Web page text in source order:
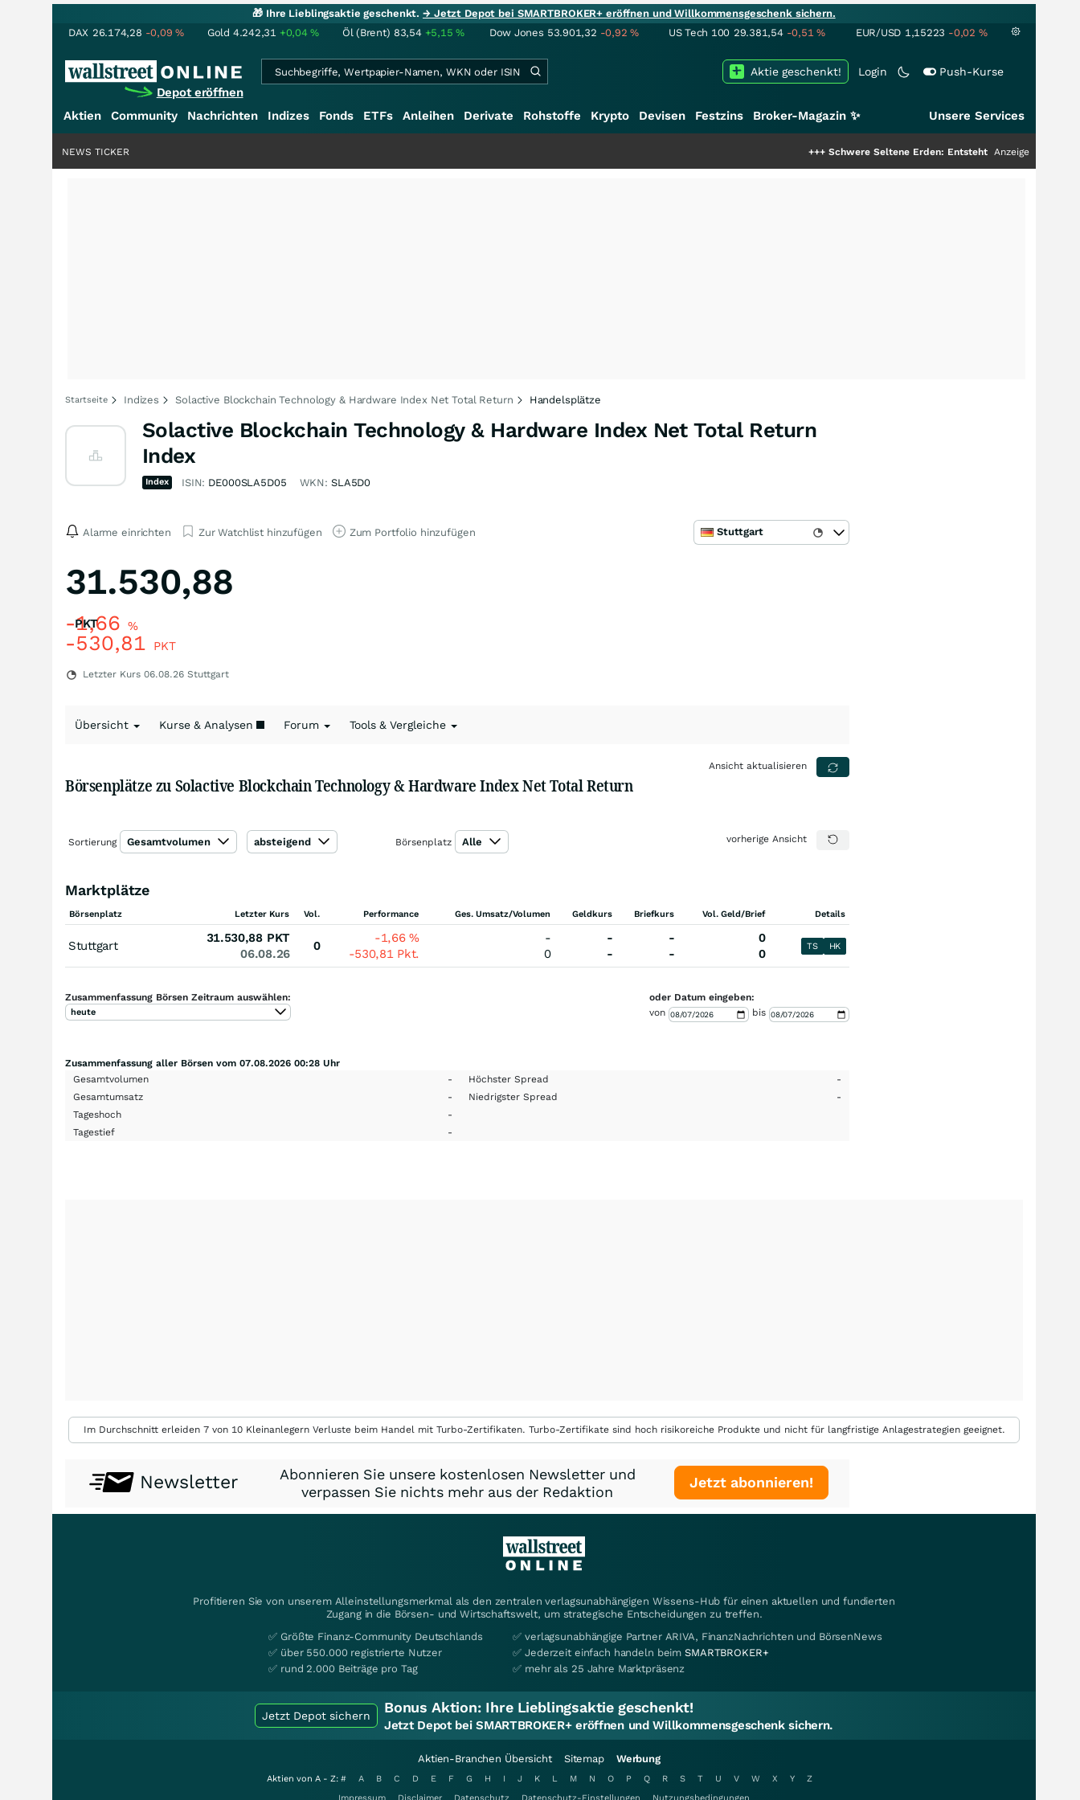
🎁 Ihre Lieblingsaktie geschenkt.→ Jetzt Depot bei SMARTBROKER+ eröffnen und Willkommensgeschenk sichern.
DAX 26.174,28 -0,09% Gold 4.242,31 +0,04% Öl (Brent) 83,54 +5,15% Dow Jones 53.901,32 -0,92% US Tech 100 29.381,54 -0,51% EUR/USD 1,15223 -0,02 %
Depot eröffnen
Login Push-Kurse
Aktie geschenkt!
Aktien Community Nachrichten Indizes Fonds ETFs Anleihen Derivate Rohstoffe Krypto Devisen Festzins Broker-Magazin ✨ Unsere Services
Schwere Seltene Erden: Entsteht hier die nächste
Anzeige
NEWS TICKER
Startseite Indizes Solactive Blockchain Technology & Hardware Index Net Total Return Handelsplätze
Solactive Blockchain Technology & Hardware Index Net Total Return
Index
Index ISIN: DE000SLA5D05 WKN: SLA5D0
Alarme einrichten Zur Watchlist hinzufügen Zum Portfolio hinzufügen Stuttgart
31.530,88
PKT
-1,66 %
-530,81 PKT
Letzter Kurs 06.08.26 Stuttgart
Übersicht Kurse & Analysen Forum Tools & Vergleiche
Börsenplätze zu Solactive Blockchain Technology & Hardware Index Net Total Return
Ansicht aktualisieren
Sortierung Gesamtvolumen absteigend Börsenplatz Alle vorherige Ansicht
Marktplätze
Börsenplatz Letzter Kurs Vol. Performance Ges. Umsatz/Volumen Geldkurs Briefkurs Vol. Geld/Brief Details
Stuttgart
31.530,88 PKT
06.08.26
0
-1,66%
-530,81 Pkt.
-
0
-
-
-
-
0
0
TS HK
Zusammenfassung Börsen Zeitraum auswählen:
heute
oder Datum eingeben:
von
bis
Zusammenfassung aller Börsen vom 07.08.2026 00:28 Uhr
Gesamtvolumen
- Höchster Spread
-
Gesamtumsatz
- Niedrigster Spread
-
Tageshoch
-
Tagestief
-
Im Durchschnitt erleiden 7 von 10 Kleinanlegern Verluste beim Handel mit Turbo-Zertifikaten. Turbo-Zertifikate sind hoch risikoreiche Produkte und nicht für langfristige Anlagestrategien geeignet.
Newsletter
Abonnieren Sie unsere kostenlosen Newsletter und
verpassen Sie nichts mehr aus der Redaktion
Jetzt abonnieren!
Profitieren Sie von unserem Alleinstellungsmerkmal als den zentralen verlagsunabhängigen Wissens-Hub für einen aktuellen und fundierten
Zugang in die Börsen- und Wirtschaftswelt, um strategische Entscheidungen zu treffen.
✅ Größte Finanz-Community Deutschlands
✅ über 550.000 registrierte Nutzer
✅ rund 2.000 Beiträge pro Tag
✅ verlagsunabhängige Partner ARIVA, FinanzNachrichten und BörsenNews
✅ Jederzeit einfach handeln beimSMARTBROKER+
✅ mehr als 25 Jahre Marktpräsenz
Jetzt Depot sichern Bonus Aktion: Ihre Lieblingsaktie geschenkt!
Jetzt Depot bei SMARTBROKER+ eröffnen und Willkommensgeschenk sichern.
Aktien-Branchen Übersicht Sitemap Werbung
Aktien von A - Z: # A B C D E F G H I J K L M N O P Q R S T U V W X Y
Z